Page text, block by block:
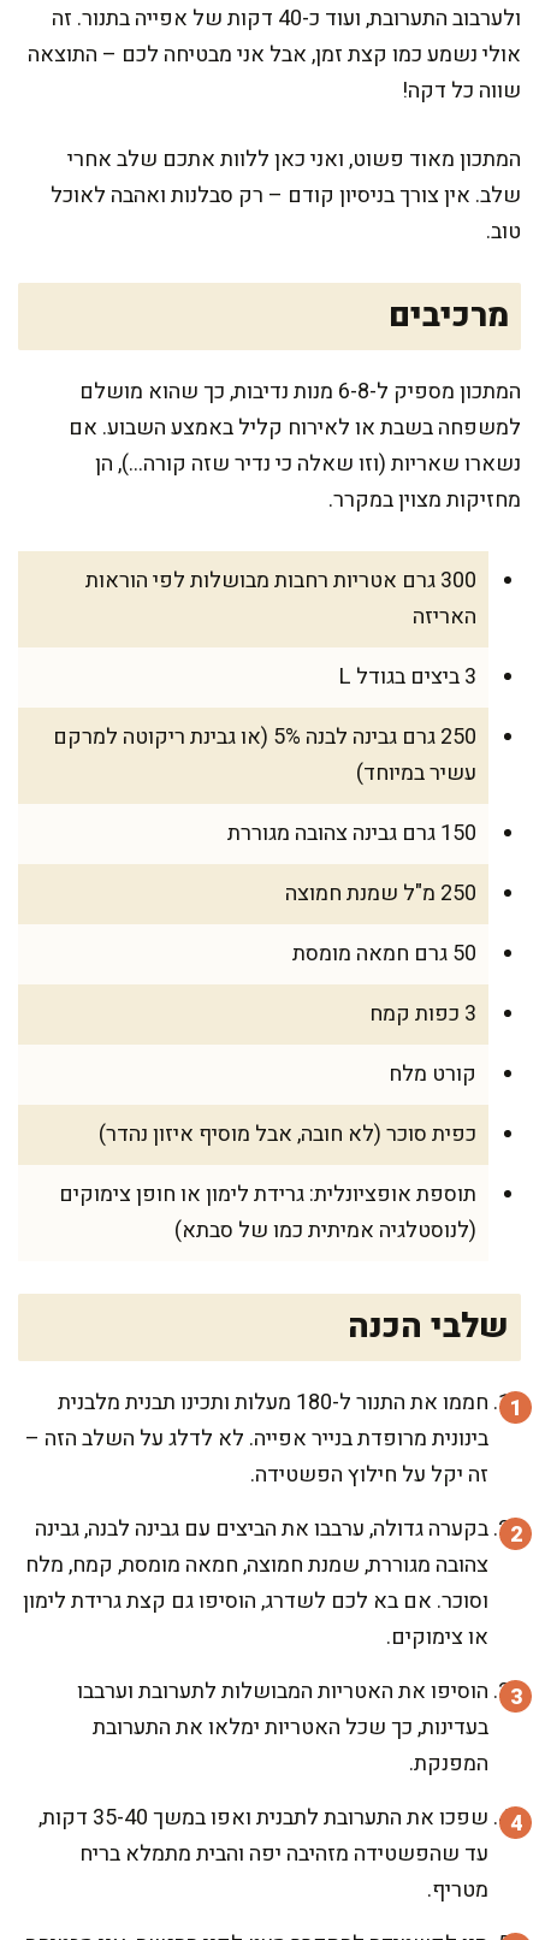
ולערבוב התערובת, ועוד כ-40 דקות של אפייה בתנור. זה
אולי נשמע כמו קצת זמן, אבל אני מבטיחה לכם – התוצאה
שווה כל דקה!
המתכון מאוד פשוט, ואני כאן ללוות אתכם שלב אחרי
שלב. אין צורך בניסיון קודם – רק סבלנות ואהבה לאוכל
טוב.
מרכיבים
המתכון מספיק ל-6-8 מנות נדיבות, כך שהוא מושלם
למשפחה בשבת או לאירוח קליל באמצע השבוע. אם
נשארו שאריות (וזו שאלה כי נדיר שזה קורה…), הן
מחזיקות מצוין במקרר.
300 גרם אטריות רחבות מבושלות לפי הוראות
האריזה
3 ביצים בגודל L
250 גרם גבינה לבנה 5% (או גבינת ריקוטה למרקם
עשיר במיוחד)
150 גרם גבינה צהובה מגוררת
250 מ"ל שמנת חמוצה
50 גרם חמאה מומסת
3 כפות קמח
קורט מלח
כפית סוכר (לא חובה, אבל מוסיף איזון נהדר)
תוספת אופציונלית: גרידת לימון או חופן צימוקים
(לנוסטלגיה אמיתית כמו של סבתא)
שלבי הכנה
חממו את התנור ל-180 מעלות ותכינו תבנית מלבנית
בינונית מרופדת בנייר אפייה. לא לדלג על השלב הזה –
זה יקל על חילוץ הפשטידה.
בקערה גדולה, ערבבו את הביצים עם גבינה לבנה, גבינה
צהובה מגוררת, שמנת חמוצה, חמאה מומסת, קמח, מלח
וסוכר. אם בא לכם לשדרג, הוסיפו גם קצת גרידת לימון
או צימוקים.
הוסיפו את האטריות המבושלות לתערובת וערבבו
בעדינות, כך שכל האטריות ימלאו את התערובת
המפנקת.
שפכו את התערובת לתבנית ואפו במשך 35-40 דקות,
עד שהפשטידה מזהיבה יפה והבית מתמלא בריח
מטריף.